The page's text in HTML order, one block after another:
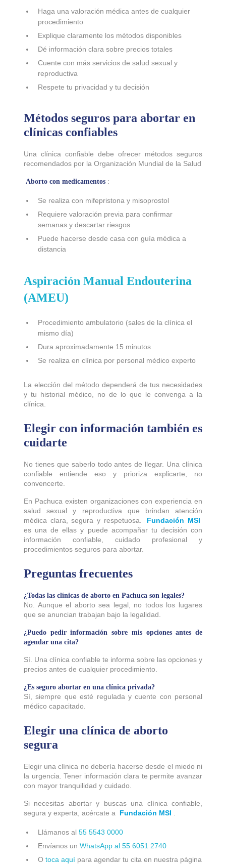
Haga una valoración médica antes de cualquier
procedimiento
Explique claramente los métodos disponibles
Dé información clara sobre precios totales
Cuente con más servicios de salud sexual y
reproductiva
Respete tu privacidad y tu decisión
Métodos seguros para abortar en
clínicas confiables
Una clínica confiable debe ofrecer métodos seguros
recomendados por la Organización Mundial de la Salud
Aborto con medicamentos :
Se realiza con mifepristona y misoprostol
Requiere valoración previa para confirmar
semanas y descartar riesgos
Puede hacerse desde casa con guía médica a
distancia
Aspiración Manual Endouterina
(AMEU)
Procedimiento ambulatorio (sales de la clínica el
mismo día)
Dura aproximadamente 15 minutos
Se realiza en clínica por personal médico experto
La elección del método dependerá de tus necesidades
y tu historial médico, no de lo que le convenga a la
clínica.
Elegir con información también es
cuidarte
No tienes que saberlo todo antes de llegar. Una clínica
confiable entiende eso y prioriza explicarte, no
convencerte.
En Pachuca existen organizaciones con experiencia en
salud sexual y reproductiva que brindan atención
médica clara, segura y respetuosa.
Fundación MSI
es una de ellas y puede acompañar tu decisión con
información confiable, cuidado profesional y
procedimientos seguros para abortar.
Preguntas frecuentes
¿Todas las clínicas de aborto en Pachuca son legales?
No. Aunque el aborto sea legal, no todos los lugares
que se anuncian trabajan bajo la legalidad.
¿Puedo pedir información sobre mis opciones antes de
agendar una cita?
Sí. Una clínica confiable te informa sobre las opciones y
precios antes de cualquier procedimiento.
¿Es seguro abortar en una clínica privada?
Sí, siempre que esté regulada y cuente con personal
médico capacitado.
Elegir una clínica de aborto
segura
Elegir una clínica no debería hacerse desde el miedo ni
la urgencia. Tener información clara te permite avanzar
con mayor tranquilidad y cuidado.
Si necesitas abortar y buscas una clínica confiable,
segura y experta, acércate a
Fundación MSI
Llámanos al 55 5543 0000
Envíanos un WhatsApp al 55 6051 2740
O toca aquí para agendar tu cita en nuestra página